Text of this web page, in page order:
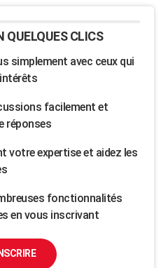
QUELQUES CLICS
simplement avec ceux qui
facilement et
réponses
votre expertise et aidez les
fonctionnalités
en vous inscrivant